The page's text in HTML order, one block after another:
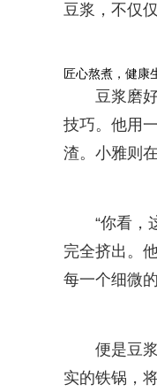
豆浆，不仅
匠心熬煮，健康
豆浆磨
技巧。他用
渣。小雅则
“你看，
完全挤出。
每一个细微
便是豆
实的铁锅，